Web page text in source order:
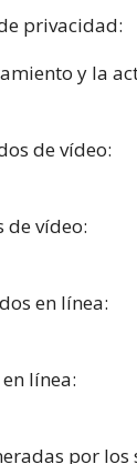
privacidad:
y la
de vídeo:
de vídeo:
en línea:
línea:
por